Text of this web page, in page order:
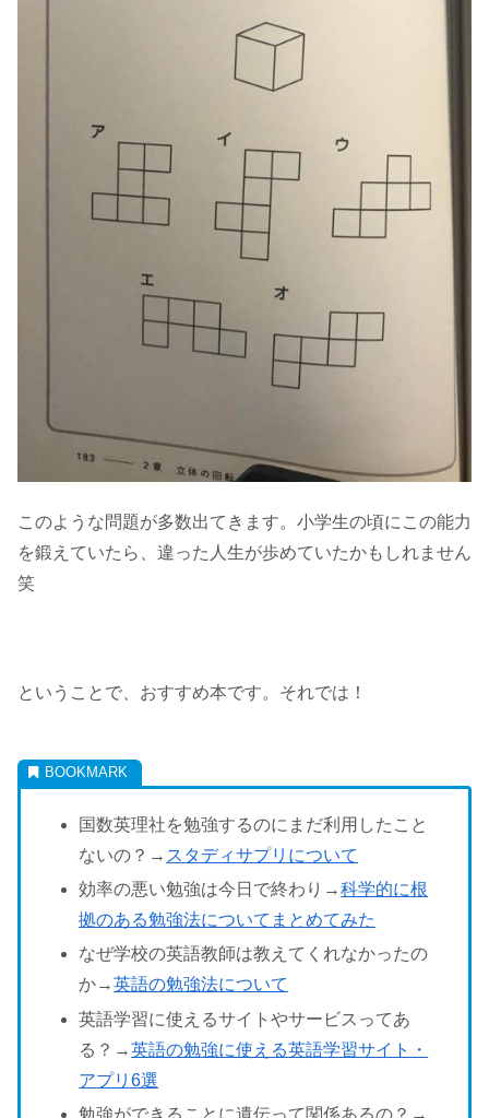
このような問題が多数出てきます。小学生の頃にこの能力
を鍛えていたら、違った人生が歩めていたかもしれません
笑
ということで、おすすめ本です。それでは！
国数英理社を勉強するのにまだ利用したこと
ないの？→ スタディサプリについて
効率の悪い勉強は今日で終わり→科学的に根
拠のある勉強法についてまとめてみた
なぜ学校の英語教師は教えてくれなかったの
か→英語の勉強法について
英語学習に使えるサイトやサービスってあ
る？→英語の勉強に使える英語学習サイト・
アプリ6選
勉強ができることに遺伝って関係あるの？→